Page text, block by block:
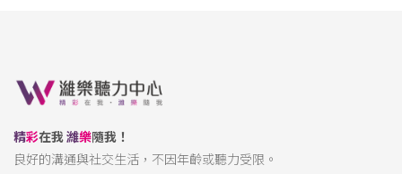
精彩在我 濰樂隨我！
良好的溝通與社交生活，不因年齡或聽力受限。